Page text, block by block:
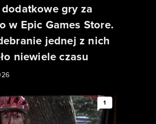
gry za
w Epic Games Store.
jednej z nich
niewiele czasu
1